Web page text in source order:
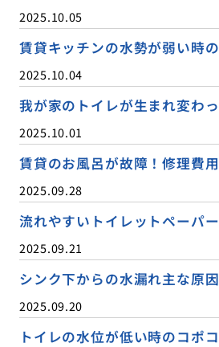
2025.10.05
賃貸キッチンの水勢が弱い時
2025.10.04
我が家のトイレが生まれ変わ
2025.10.01
賃貸のお風呂が故障！修理費
2025.09.28
流れやすいトイレットペーパ
2025.09.21
シンク下からの水漏れ主な原
2025.09.20
トイレの水位が低い時のコポ